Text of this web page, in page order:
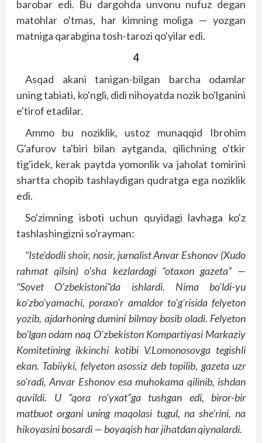
barobar edi. Bu dargohda unvonu nufuz degan
matohlar o'tmas, har kimning moliga — yozgan
matniga qarabgina tosh-tarozi qo'yilar edi.
4
Asqad akani tanigan-bilgan barcha odamlar
uning tabiati, ko'ngli, didi nihoyatda nozik bo'lganini
e'tirof etadilar.
Ammo bu noziklik, ustoz munaqqid Ibrohim
G'afurov ta'biri bilan aytganda, qilichning o'tkir
tig'idek, kerak paytda yomonlik va jaholat tomirini
shartta chopib tashlaydigan qudratga ega noziklik
edi.
So'zimning isboti uchun quyidagi lavhaga ko'z
tashlashingizni so'rayman:
“Iste'dodli shoir, nosir, jurnalist Anvar Eshonov (Xudo
rahmat qilsin) o'sha kezlardagi “otaxon gazeta” —
“Sovet O'zbekistoni”da ishlardi. Nima bo'ldi-yu
ko'zbo'yamachi, poraxo'r amaldor to'g'risida felyeton
yozib, ajdarhoning dumini bilmay bosib oladi. Felyeton
bo'lgan odam naq O'zbekiston Kompartiyasi Markaziy
Komitetining ikkinchi kotibi V.Lomonosovga tegishli
ekan. Tabiiyki, felyeton asossiz deb topilib, gazeta uzr
so'radi, Anvar Eshonov esa muhokama qilinib, ishdan
quvildi. U “qora ro'yxat”ga tushgan edi, biror-bir
matbuot organi uning maqolasi tugul, na she'rini, na
hikoyasini bosardi — boyaqish har jihatdan qiynalardi.